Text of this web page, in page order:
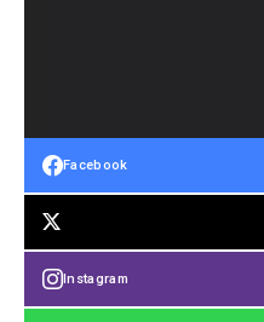
Facebook
Instagram